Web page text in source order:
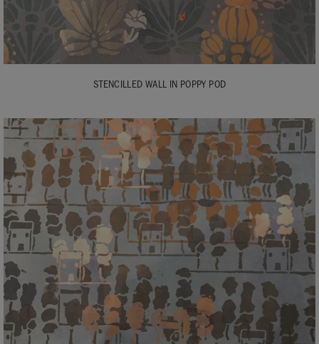
STENCILLED WALL IN POPPY POD